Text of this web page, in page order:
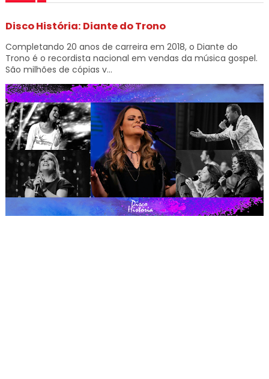
Disco História: Diante do Trono
Completando 20 anos de carreira em 2018, o Diante do
Trono é o recordista nacional em vendas da música gospel.
São milhões de cópias v...